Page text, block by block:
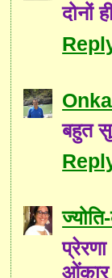
दोनों
बहुत
ओंकार